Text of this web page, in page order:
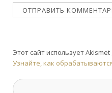
Этот сайт использует
Узнайте, как